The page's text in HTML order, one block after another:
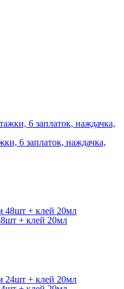
6 заплаток, наждачка,
+ клей 20мл